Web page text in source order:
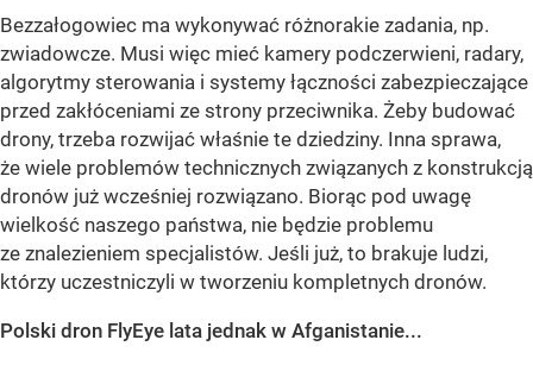
Bezzałogowiec ma wykonywać różnorakie zadania, np.
zwiadowcze. Musi więc mieć kamery podczerwieni, radary,
algorytmy sterowania i systemy łączności zabezpieczające
przed zakłóceniami ze strony przeciwnika. Żeby budować
drony, trzeba rozwijać właśnie te dziedziny. Inna sprawa,
że wiele problemów technicznych związanych z konstrukcją
dronów już wcześniej rozwiązano. Biorąc pod uwagę
wielkość naszego państwa, nie będzie problemu
ze znalezieniem specjalistów. Jeśli już, to brakuje ludzi,
którzy uczestniczyli w tworzeniu kompletnych dronów.
Polski dron FlyEye lata jednak w Afganistanie...